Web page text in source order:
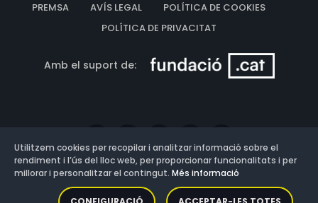
PREMSA
AVÍS LEGAL
POLÍTICA DE COOKIES
POLÍTICA DE PRIVACITAT
Amb el suport de:
Versió: 3.13.0.202607011342
Utilitzem cookies per recopilar i analitzar informació sobre el
rendiment i l’ús del lloc web, per proporcionar funcionalitats i per
millorar i personalitzar el contingut. Més informació